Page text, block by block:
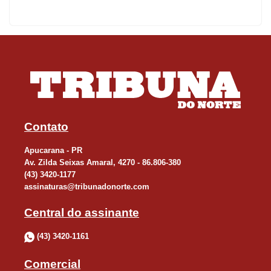
prêmio de âmbito estadual. “A coleção de livros didáticos
das unidades escolares foi trocado, os alunos passaram a
receber gratuitamente uniformes e materiais escolares e os
pacotes de obras autorizados até aqui já contemplam 35
unidades da rede municipal de ensino”, detalhou.A reunião no
dos vereadores Aurita Ferreira Bertoli, Luiz Cordeiro Magalhães e
José Airton Deco de Araújo, além de secretários municipais.
Contato
Apucarana - PR
Av. Zilda Seixas Amaral, 4270 - 86.806-380
(43) 3420-1177
assinaturas@tribunadonorte.com
Central do assinante
(43) 3420-1161
Comercial